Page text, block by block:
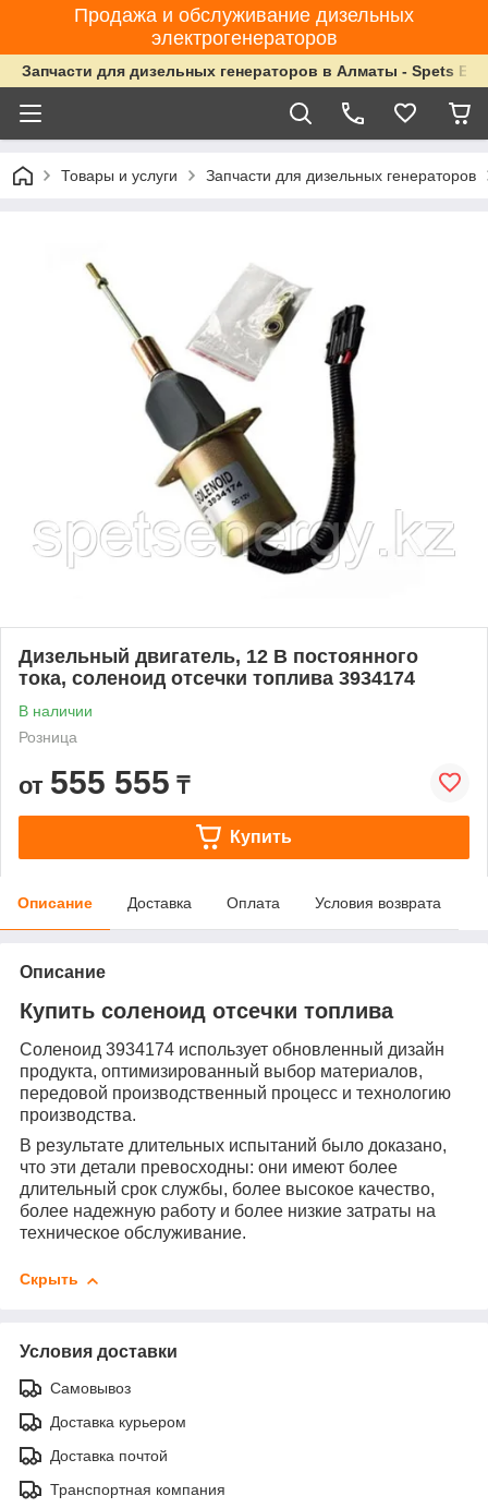
Продажа и обслуживание дизельных
электрогенераторов
Запчасти для дизельных генераторов в Алматы - Spets
Товары и услуги Запчасти для дизельных генераторов
Дизельный двигатель, 12 В постоянного
тока, соленоид отсечки топлива 3934174
В наличии
Розница
от 555 555 ₸
Купить
Описание Доставка Оплата Условия возврата
Описание
Купить соленоид отсечки топлива
Соленоид 3934174 использует обновленный дизайн
продукта, оптимизированный выбор материалов,
передовой производственный процесс и технологию
производства.
В результате длительных испытаний было доказано,
что эти детали превосходны: они имеют более
длительный срок службы, более высокое качество,
более надежную работу и более низкие затраты на
техническое обслуживание.
Скрыть
Условия доставки
Самовывоз
Доставка курьером
Доставка почтой
Транспортная компания